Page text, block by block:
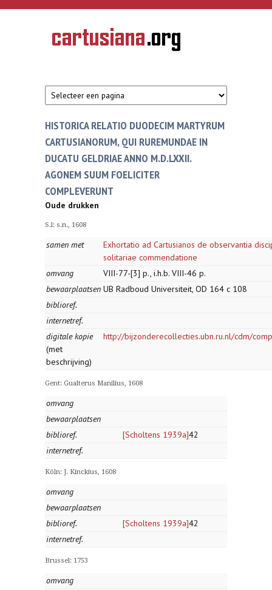
Overslaan en naar de inhoud gaan
CARTUSIANA
Geschiedenis
van de
HISTORICA RELATIO DUODECIM MARTYRUM
CARTUSIANORUM, QUI RUREMUNDAE IN
DUCATU GELDRIAE ANNO M.D.LXXII.
AGONEM SUUM FOELICITER
COMPLEVERUNT
Oude drukken
S.l: s.n., 1608
samen met
Exhortatio ad Cartusianos de observantia
solitariae commendatione
omvang
VIII-77-[3] p., i.h.b. VIII-46 p.
bewaarplaatsen UB Radboud Universiteit, OD 164 c 108
biblioref.
internetref.
digitale kopie
(met
beschrijving)
http://bijzonderecollecties.ubn.ru.nl/cdm/
Gent: Gualterus Manilius, 1608
omvang
bewaarplaatsen
biblioref.
[Scholtens 1939a]42
internetref.
Köln: J. Kinckius, 1608
omvang
bewaarplaatsen
biblioref.
[Scholtens 1939a]42
internetref.
Brussel: 1753
omvang